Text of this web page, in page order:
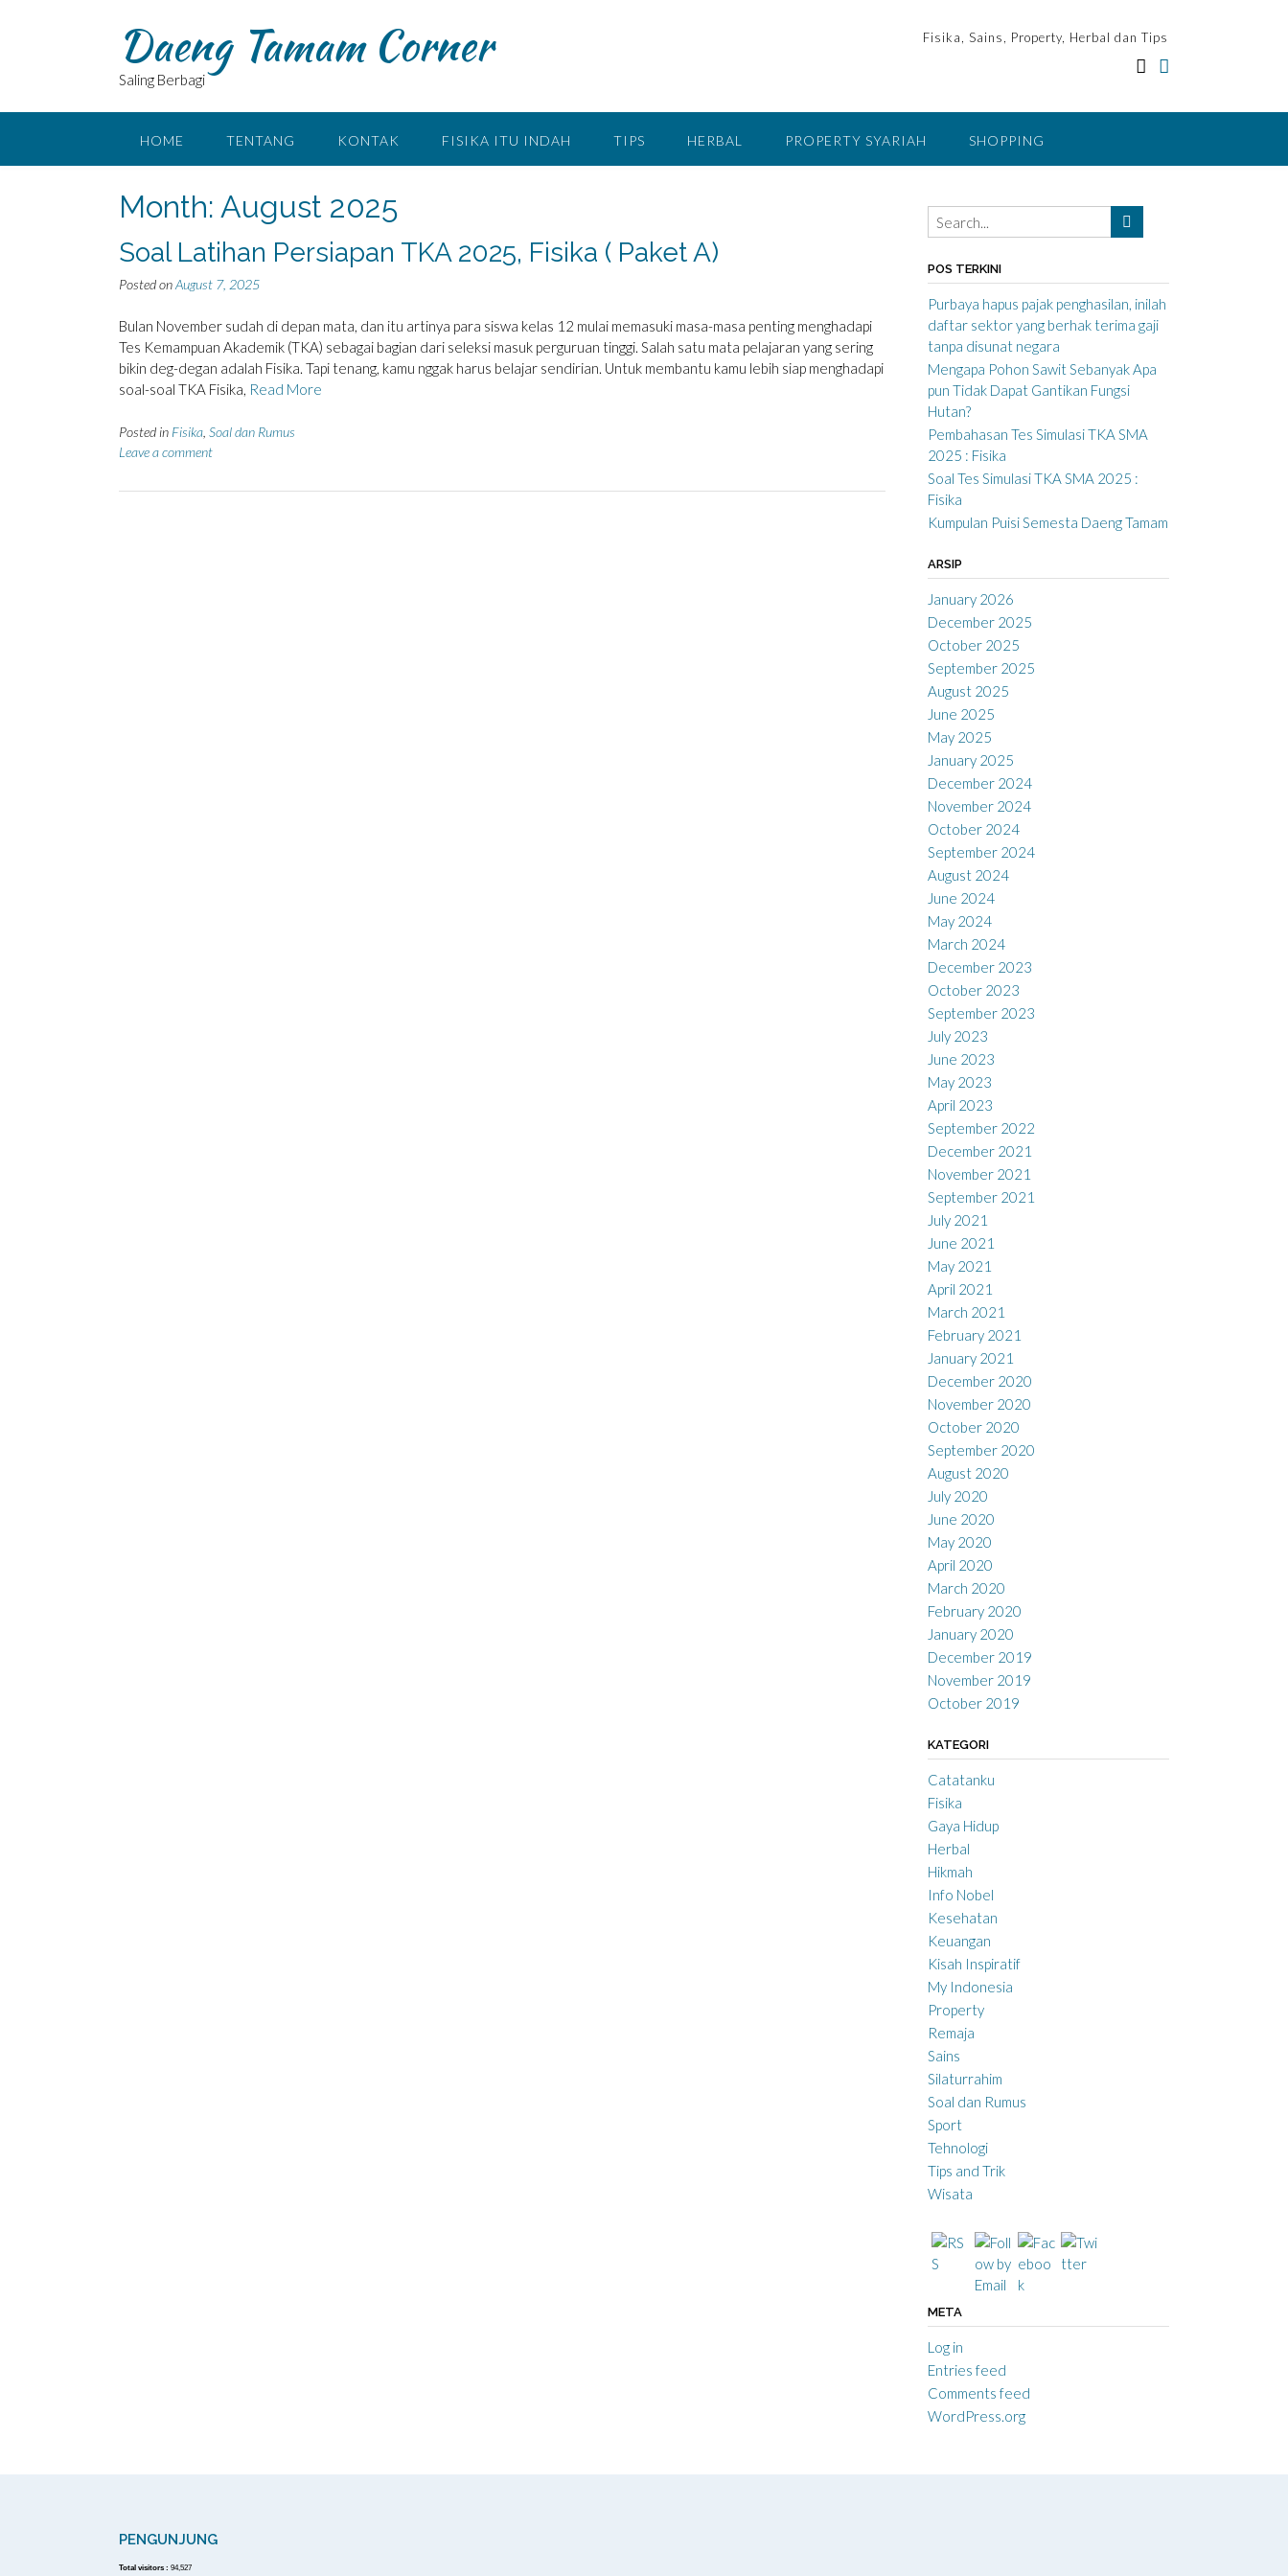
Daeng Tamam Corner
Saling Berbagi
Fisika, Sains, Property, Herbal dan Tips
HOME TENTANG KONTAK FISIKA ITU INDAH TIPS HERBAL PROPERTY SYARIAH SHOPPING
Month: August 2025
Soal Latihan Persiapan TKA 2025, Fisika ( Paket A)
Posted onAugust 7, 2025
Bulan November sudah di depan mata, dan itu artinya para siswa kelas 12 mulai memasuki masa-masa penting menghadapi
Tes Kemampuan Akademik (TKA) sebagai bagian dari seleksi masuk perguruan tinggi. Salah satu mata pelajaran yang sering
bikin deg-degan adalah Fisika. Tapi tenang, kamu nggak harus belajar sendirian. Untuk membantu kamu lebih siap menghadapi
soal-soal TKA Fisika, Read More
Posted in Fisika Soal dan Rumus
Leave a comment
POS TERKINI
Purbaya hapus pajak penghasilan, inilah
daftar sektor yang berhak terima gaji
tanpa disunat negara
Mengapa Pohon Sawit Sebanyak Apa
pun Tidak Dapat Gantikan Fungsi
Hutan?
Pembahasan Tes Simulasi TKA SMA
2025 : Fisika
Soal Tes Simulasi TKA SMA 2025 :
Fisika
Kumpulan Puisi Semesta Daeng Tamam
ARSIP
January 2026
December 2025
October 2025
September 2025
August 2025
June 2025
May 2025
January 2025
December 2024
November 2024
October 2024
September 2024
August 2024
June 2024
May 2024
March 2024
December 2023
October 2023
September 2023
July 2023
June 2023
May 2023
April 2023
September 2022
December 2021
November 2021
September 2021
July 2021
June 2021
May 2021
April 2021
March 2021
February 2021
January 2021
December 2020
November 2020
October 2020
September 2020
August 2020
July 2020
June 2020
May 2020
April 2020
March 2020
February 2020
January 2020
December 2019
November 2019
October 2019
KATEGORI
Catatanku
Fisika
Gaya Hidup
Herbal
Hikmah
Info Nobel
Kesehatan
Keuangan
Kisah Inspiratif
My Indonesia
Property
Remaja
Sains
Silaturrahim
Soal dan Rumus
Sport
Tehnologi
Tips and Trik
Wisata
META
Log in
Entries feed
Comments feed
WordPress.org
PENGUNJUNG
Total visitors : 94,527